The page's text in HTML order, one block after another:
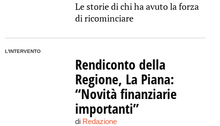
Le storie di chi ha avuto la forza
di ricominciare
L'INTERVENTO
Rendiconto della
Regione, La Piana:
“Novità finanziarie
importanti”
di Redazione